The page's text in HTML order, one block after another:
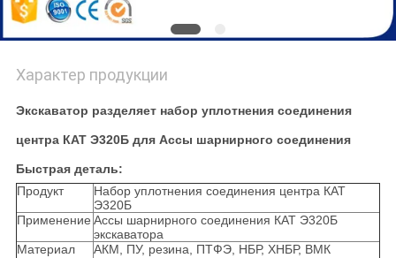
Характер продукции
Экскаватор разделяет набор уплотнения соединения
центра КАТ Э320Б для Ассы шарнирного соединения
Быстрая деталь:
Продукт
Набор уплотнения соединения центра КАТ
Э320Б
Применение Ассы шарнирного соединения КАТ Э320Б
экскаватора
Материал
АКМ, ПУ, резина, ПТФЭ, НБР, ХНБР, ВМК